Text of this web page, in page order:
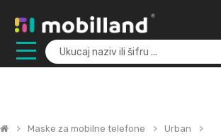
Maske za mobilne telefone
Urban